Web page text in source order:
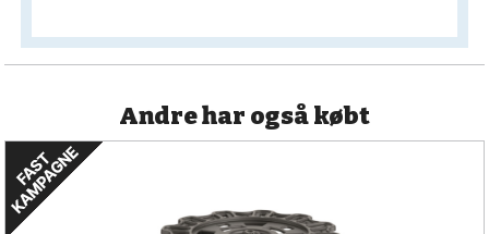
Andre har også købt